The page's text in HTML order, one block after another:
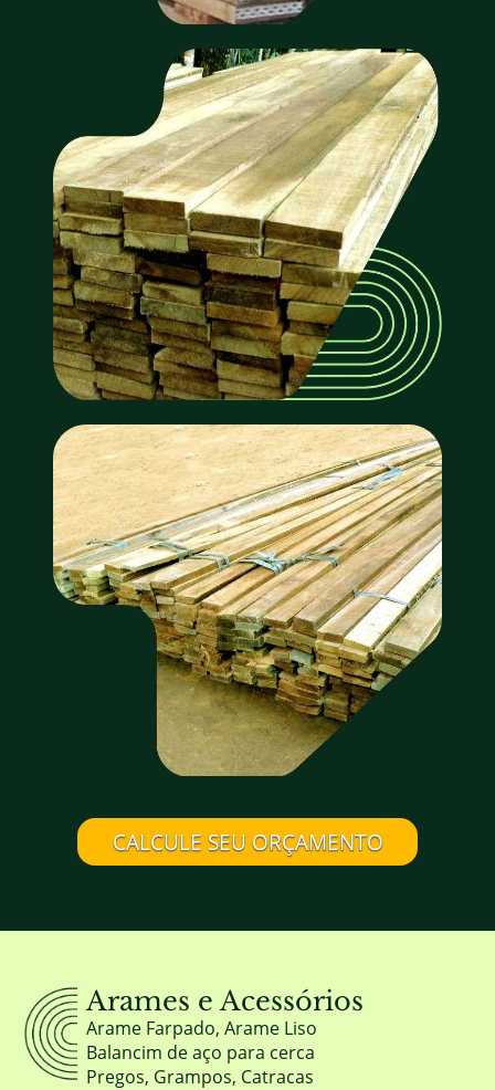
CALCULE SEU ORÇAMENTO
Arames e Acessórios
Arame Farpado, Arame Liso
Balancim de aço para cerca
Pregos, Grampos, Catracas